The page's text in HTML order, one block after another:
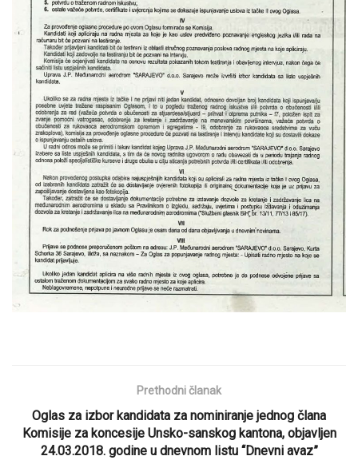
Prethodni članak
Oglas za izbor kandidata za nominiranje jednog člana
Komisije za koncesije Unsko-sanskog kantona, objavljen
24.03.2018. godine u dnevnom listu “Dnevni avaz”